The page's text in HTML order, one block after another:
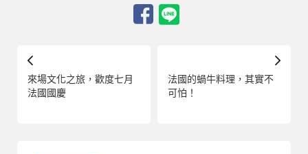
來場文化之旅，歡度七月
法國國慶
法國的蝸牛料理，其實不
可怕！